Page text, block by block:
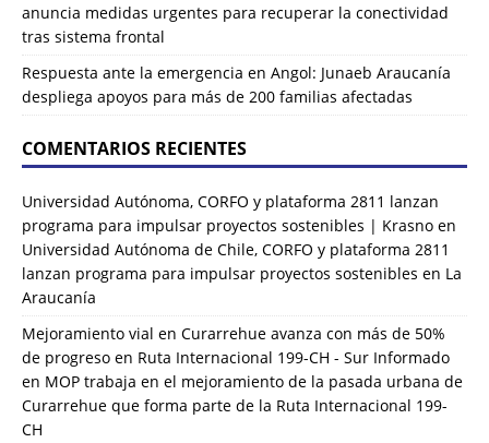
anuncia medidas urgentes para recuperar la conectividad
tras sistema frontal
Respuesta ante la emergencia en Angol: Junaeb Araucanía
despliega apoyos para más de 200 familias afectadas
COMENTARIOS RECIENTES
Universidad Autónoma, CORFO y plataforma 2811 lanzan
programa para impulsar proyectos sostenibles | Krasno en
Universidad Autónoma de Chile, CORFO y plataforma 2811
lanzan programa para impulsar proyectos sostenibles en La
Araucanía
Mejoramiento vial en Curarrehue avanza con más de 50%
de progreso en Ruta Internacional 199-CH - Sur Informado
en MOP trabaja en el mejoramiento de la pasada urbana de
Curarrehue que forma parte de la Ruta Internacional 199-
CH